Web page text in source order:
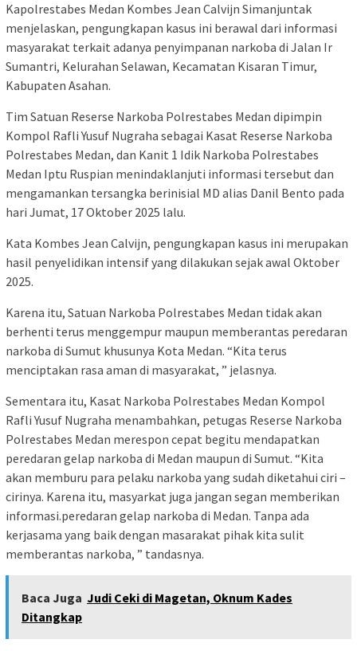
Kapolrestabes Medan Kombes Jean Calvijn Simanjuntak
menjelaskan, pengungkapan kasus ini berawal dari informasi
masyarakat terkait adanya penyimpanan narkoba di Jalan Ir
Sumantri, Kelurahan Selawan, Kecamatan Kisaran Timur,
Kabupaten Asahan.
Tim Satuan Reserse Narkoba Polrestabes Medan dipimpin
Kompol Rafli Yusuf Nugraha sebagai Kasat Reserse Narkoba
Polrestabes Medan, dan Kanit 1 Idik Narkoba Polrestabes
Medan Iptu Ruspian menindaklanjuti informasi tersebut dan
mengamankan tersangka berinisial MD alias Danil Bento pada
hari Jumat, 17 Oktober 2025 lalu.
Kata Kombes Jean Calvijn, pengungkapan kasus ini merupakan
hasil penyelidikan intensif yang dilakukan sejak awal Oktober
2025.
Karena itu, Satuan Narkoba Polrestabes Medan tidak akan
berhenti terus menggempur maupun memberantas peredaran
narkoba di Sumut khusunya Kota Medan. “Kita terus
menciptakan rasa aman di masyarakat, ” jelasnya.
Sementara itu, Kasat Narkoba Polrestabes Medan Kompol
Rafli Yusuf Nugraha menambahkan, petugas Reserse Narkoba
Polrestabes Medan merespon cepat begitu mendapatkan
peredaran gelap narkoba di Medan maupun di Sumut. “Kita
akan memburu para pelaku narkoba yang sudah diketahui ciri –
cirinya. Karena itu, masyarkat juga jangan segan memberikan
informasi.peredaran gelap narkoba di Medan. Tanpa ada
kerjasama yang baik dengan masarakat pihak kita sulit
memberantas narkoba, ” tandasnya.
Baca Juga Judi Ceki di Magetan, Oknum Kades
Ditangkap